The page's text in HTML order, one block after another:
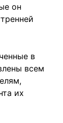
он
в
всем
их